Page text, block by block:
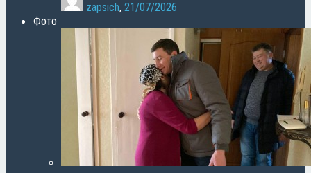
zapsich, 21/07/2026
Фото